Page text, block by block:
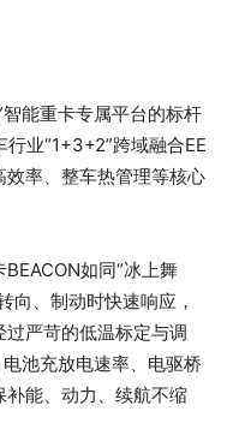
能重卡专属平台的标杆
业“1+3+2”跨域融合EE
率、整车热管理等核心
如同“冰上舞
向、制动时快速响应，
严苛的低温标定与调
池充放电速率、电驱桥
能、动力、续航不缩